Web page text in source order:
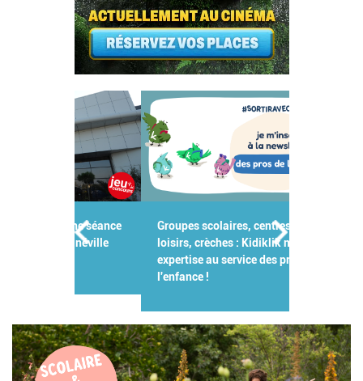
Groupes scolaires, centres de
loisirs, crèches : Kidiklik met son
expertise au service des pros de